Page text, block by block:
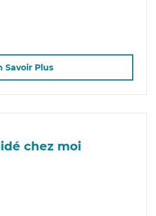
Savoir Plus
chez moi